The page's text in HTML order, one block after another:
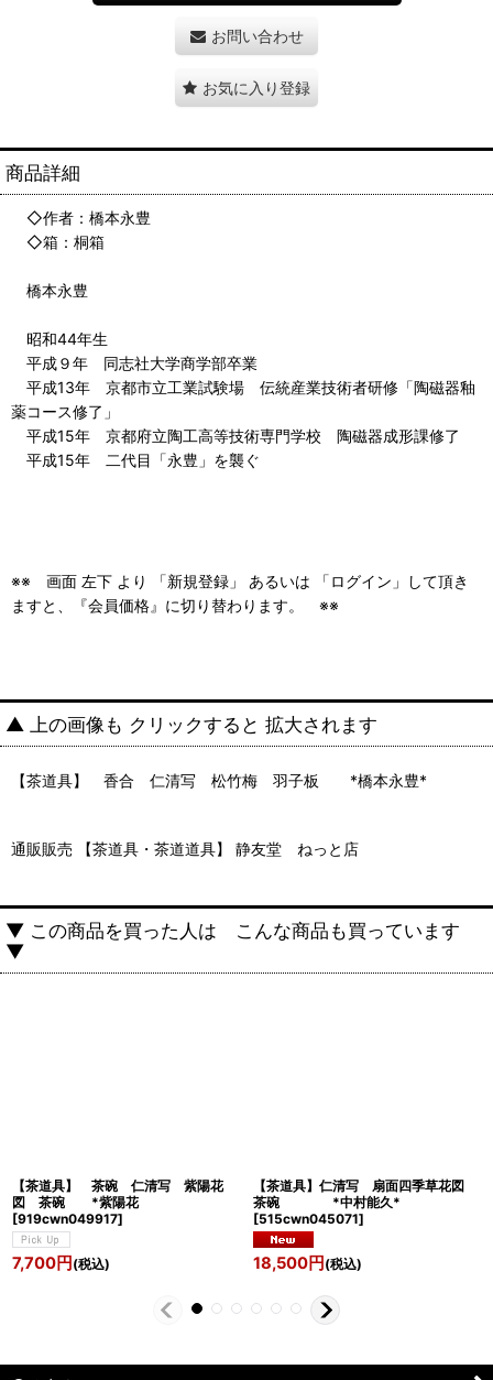
お問い合わせ
お気に入り登録
商品詳細
◇作者：橋本永豊
◇箱：桐箱
橋本永豊
昭和44年生
平成９年 同志社大学商学部卒業
平成13年 京都市立工業試験場 伝統産業技術者研修「陶磁器釉
薬コース修了」
平成15年 京都府立陶工高等技術専門学校 陶磁器成形課修了
平成15年 二代目「永豊」を襲ぐ
※※ 画面 左下 より 「新規登録」 あるいは 「ログイン」して頂き
ますと、『会員価格』に切り替わります。 ※※
▲ 上の画像も クリックすると 拡大されます
【茶道具】 香合 仁清写 松竹梅 羽子板 *橋本永豊*
通販販売 【茶道具・茶道道具】 静友堂 ねっと店
▼ この商品を買った人は こんな商品も買っています
▼
【茶道具】 茶碗 仁清写 紫陽花
図 茶碗 *紫陽花
[919cwn049917]
7,700円 (税込)
【茶道具】仁清写 扇面四季草花図
茶碗 *中村能久*
[515cwn045071]
18,500円 (税込)